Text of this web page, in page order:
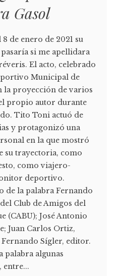
Gasol
de enero de 2021 su
si me apellidara
El acto, celebrado
Municipal de
la proyección de varios
propio autor durante
Tito Toni actuó de
y protagonizó una
en la que mostró
su trayectoria, como
como viajero-
deportivo.
de la palabra Fernando
Club de Amigos del
(CABU); José Antonio
Juan Carlos Ortiz,
Sígler, editor.
algunas
entre...